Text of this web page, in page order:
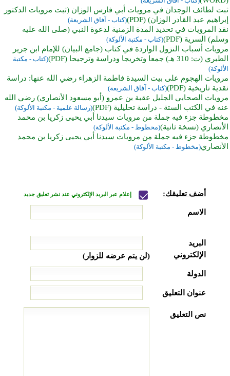
ثبت لطائف الوجدان في مرويات أبي فارس الوزان (ثبت مرويات الدكتور
إبراهيم عبد القادر الوزان) (PDF)
(كتاب - آفاق الشريعة)
نقد المرويات في تحديد المدة الزمنية لدعوة النبي (صلى الله عليه
وسلم) السرية (PDF)
(كتاب - مكتبة الألوكة)
مرويات أسباب النزول الواردة في كتاب (جامع البيان) للإمام ابن جرير
الطبري (ت: 310 هـ) جمعا وتخريجا ودراسة وترجيحا (PDF)
(كتاب - مكتبة
الألوكة)
مرويات الهجوم على بيت السيدة فاطمة الزهراء رضي الله عنها: دراسة
نقدية تاريخية (PDF)
(كتاب - آفاق الشريعة)
مرويات الصحابي الجليل عقبة بن عمرو (أبو مسعود الأنصاري) رضي الله
عنه في الكتب الستة - دراسة تحليلية (PDF)
(رسالة علمية - مكتبة الألوكة)
مخطوطة جزء فيه جملة من مرويات سيدنا أبي يحيى زكريا بن محمد
الأنصاري (نسخة ثانية)(مخطوط - مكتبة الألوكة)
مخطوطة جزء فيه جملة من مرويات سيدنا أبي يحيى زكريا بن محمد
الأنصاري(مخطوط - مكتبة الألوكة)
أضف تعليقك: إعلام عبر البريد الإلكتروني عند نشر تعليق جديد
الاسم
البريد
الإلكتروني
(لن يتم عرضه للزوار)
الدولة
عنوان التعليق
نص التعليق